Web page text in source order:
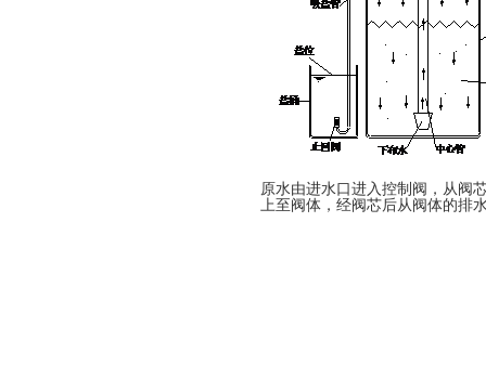
原水由进水口进入控制阀，从阀
上至阀体，经阀芯后从阀体的排